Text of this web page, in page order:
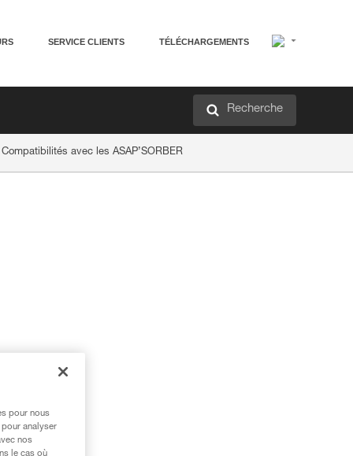
SERVICE CLIENTS TÉLÉCHARGEMENTS
Recherche
avec les ASAP’SORBER
pour nous
analyser
nos
le cas où